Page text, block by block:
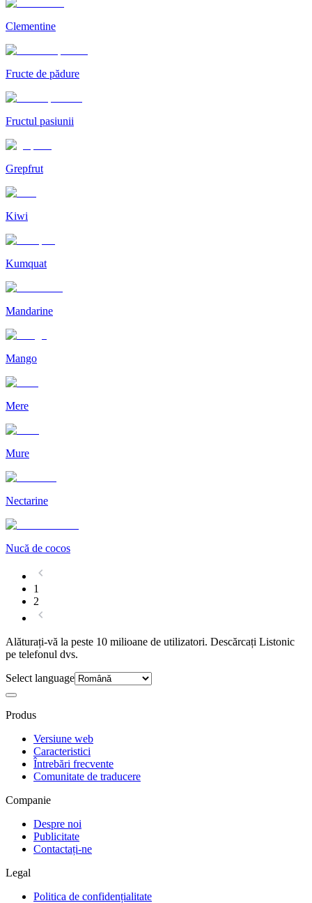
Clementine
Fructe de pădure
Fructul pasiunii
Grepfrut
Kiwi
Kumquat
Mandarine
Mango
Mere
Mure
Nectarine
Nucă de cocos
1
2
Alăturați-vă la peste 10 milioane de utilizatori. Descărcați Listonic
pe telefonul dvs.
Select language
Produs
Versiune web
Caracteristici
Întrebări frecvente
Comunitate de traducere
Companie
Despre noi
Publicitate
Contactați-ne
Legal
Politica de confidențialitate